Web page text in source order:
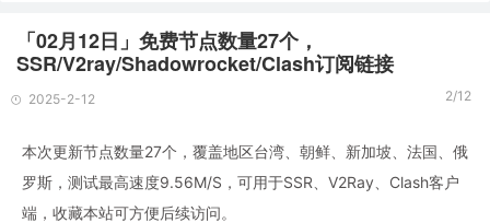
「02月12日」免费节点数量27个，
SSR/V2ray/Shadowrocket/Clash订阅链接
2025-2-12 2/12
本次更新节点数量27个，覆盖地区台湾、朝鲜、新加坡、法国、俄
罗斯，测试最高速度9.56M/S，可用于SSR、V2Ray、Clash客户
端，收藏本站可方便后续访问。